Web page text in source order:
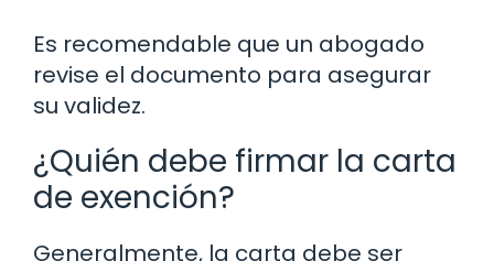
Es recomendable que un abogado
revise el documento para asegurar
su validez.
¿Quién debe firmar la carta
de exención?
Generalmente, la carta debe ser